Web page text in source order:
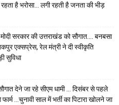
है भरोसा… लगी रहती है जनता की भीड़
सरकार की उत्तराखंड को सौगात…. बनबसा
एक्सप्रेस, रेल मंत्री ने दी स्वीकृति
सुविधा
देने जा रहे सीएम धामी … दिसंबर से पहले
…चुनावी साल में भर्ती का पिटारा खोलने जा